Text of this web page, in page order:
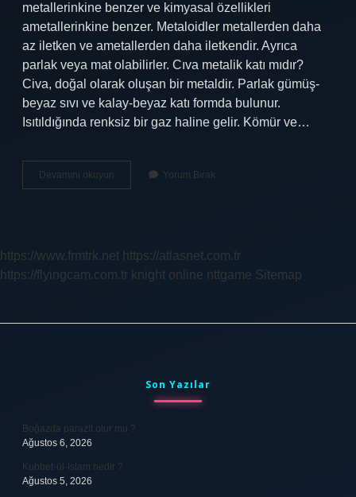
metallerinkine benzer ve kimyasal özellikleri
ametallerinkine benzer. Metaloidler metallerden daha
az iletken ve ametallerden daha iletkendir. Ayrıca
parlak veya mat olabilirler. Cıva metalik katı mıdır?
Civa, doğal olarak oluşan bir metaldir. Parlak gümüş-
beyaz sıvı ve kalay-beyaz katı formda bulunur.
Isıtıldığında renksiz bir gaz haline gelir. Kömür ve…
Devamını okuyun
Yarı
Yorum Bırak
https://www.frmtrk.net https://atlasnet.com.tr
https://flyingcam.com.tr knight online nttgame Sitemap
Son Yazılar
Boğazda parazit olur mu ?
Ağustos 6, 2026
Kubbet-ül-İslam nedir ?
Ağustos 5, 2026